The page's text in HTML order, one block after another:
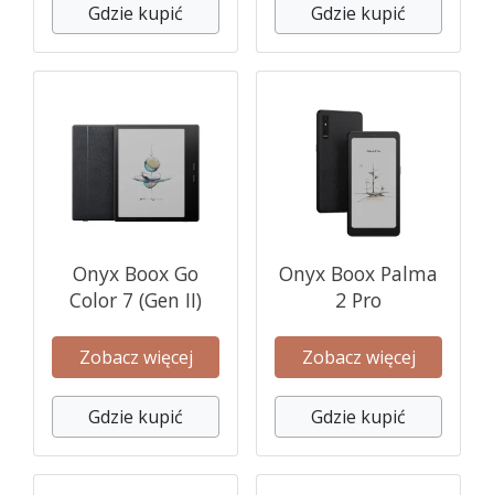
Gdzie kupić Gdzie kupić
Onyx Boox Go
Color 7 (Gen II)
Zobacz więcej
Gdzie kupić
Onyx Boox Palma
2 Pro
Zobacz więcej
Gdzie kupić